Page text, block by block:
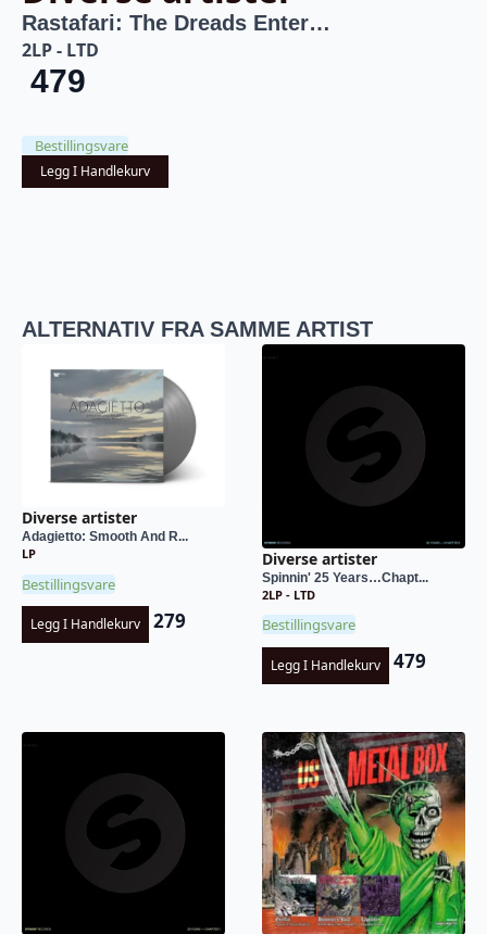
Rastafari: The Dreads Enter…
2LP - LTD
479
Bestillingsvare
Legg I Handlekurv
ALTERNATIV FRA SAMME ARTIST
Diverse artister
Adagietto: Smooth And R...
LP
Bestillingsvare
Legg I Handlekurv 279
Diverse artister
Spinnin' 25 Years…Chapt...
2LP - LTD
Bestillingsvare
Legg I Handlekurv 479